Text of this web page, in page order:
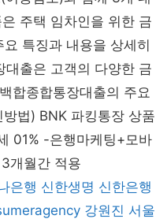
주택 임차인을 위한 금
특징과 내용을 상세히
출은 고객의 다양한 금
합종합통장대출의 주요
법) BNK 파킹통장 상품
01% -은행마케팅+모바
개월간 적용
은행 신한생명 신한은행
강원진 서울